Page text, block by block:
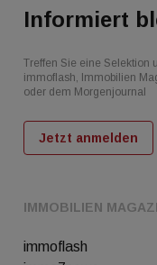
IMMOBILIEN
immoflash
Informiert
Treffen Sie eine Selektion
immoflash, Immobilien
oder dem Morgenjournal
Jetzt anmelden